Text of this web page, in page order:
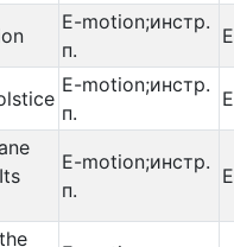
E-motion;инстр.
п.
E-motion;инстр.
п.
E-motion;инстр.
п.